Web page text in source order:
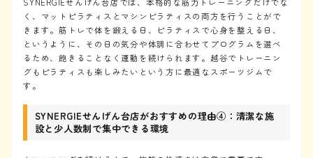
く、マットピラティスとマシンピラティスの両方を行うことがで
きます。筋トレで体を鍛える日、ピラティスで心身を整える日、
というように、その日の気分や体調に合わせてプログラムを選べ
るため、飽きることなく運動を続けられます。越谷でトレーニン
グもピラティスも楽しみたいという方に最適なスポーツジムで
す。
SYNERGIEせんげん台店がおすすめの理由④：清潔な施
設と少人数制で集中できる環境